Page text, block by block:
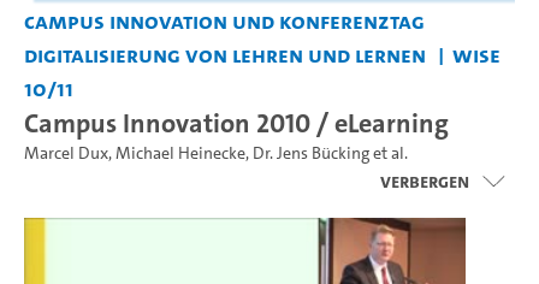
Campus Innovation und Konferenztag
Digitalisierung von Lehren und Lernen
WiSe
10/11
Campus Innovation 2010 / eLearning
Marcel Dux,Michael Heinecke, Dr. Jens Bückinget al.
Verbergen